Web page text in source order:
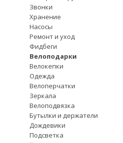
Звонки
Хранение
Насосы
Ремонт и уход
Фидбеги
Велоподарки
Велокепки
Одежда
Велоперчатки
Зеркала
Велоподвязка
Бутылки и держатели
Дождевики
Подсветка